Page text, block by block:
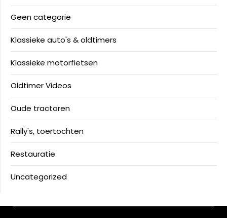
Geen categorie
Klassieke auto's & oldtimers
Klassieke motorfietsen
Oldtimer Videos
Oude tractoren
Rally's, toertochten
Restauratie
Uncategorized